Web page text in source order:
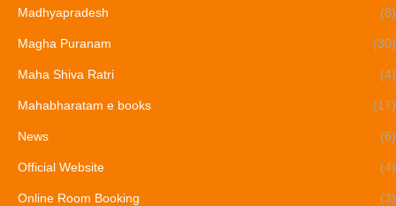
Madhyapradesh (8)
Magha Puranam (30)
Maha Shiva Ratri (4)
Mahabharatam e books (17)
News (6)
Official Website (4)
Online Room Booking (3)